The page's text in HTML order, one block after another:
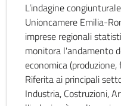
L’indagine
Unioncamere Emilia-
imprese regionali
monitora l'andamento
economica
Riferita ai principali
Industria, Costruzioni,